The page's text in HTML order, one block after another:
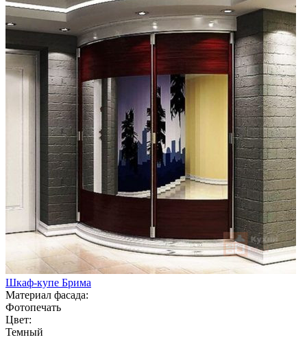
Шкаф-купе Брима
Материал фасада:
Фотопечать
Цвет:
Темный